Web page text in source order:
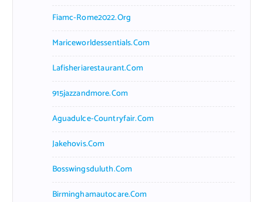
Fiamc-Rome2022.org
Mariceworldessentials.com
Lafisheriarestaurant.com
915jazzandmore.com
Aguadulce-Countryfair.com
Jakehovis.com
Bosswingsduluth.com
Birminghamautocare.com